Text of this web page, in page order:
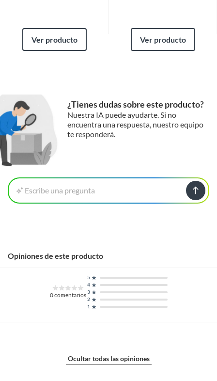
Ver producto Ver producto
¿Tienes dudas sobre este producto?
Nuestra IA puede ayudarte. Si no
encuentra una respuesta, nuestro equipo
te responderá.
Escribe una pregunta
Opiniones de este producto
0comentarios
1
2
3
4
5
Ocultar todas las opiniones